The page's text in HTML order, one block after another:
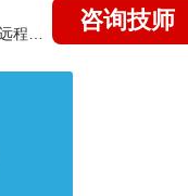
咨询技师